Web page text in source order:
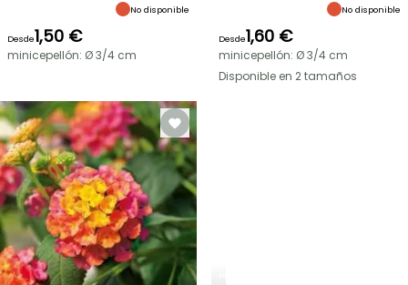
No disponible
Desde1,50 €
minicepellón: Ø 3/4 cm
No disponible
Desde1,60 €
minicepellón: Ø 3/4 cm
Disponible en 2 tamaños